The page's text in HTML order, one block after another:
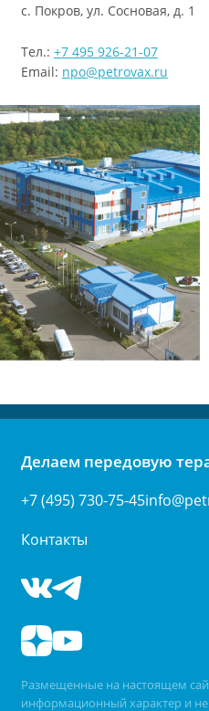
с. Покров, ул. Сосновая, д. 1
Тел.: +7 495 926-21-07
Email: npo@petrovax.ru
Делаем передовую
+7 (495) 730-75-45
Контакты
Размещенные на настоящем
информационный характер и